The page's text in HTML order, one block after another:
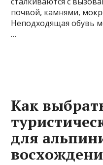
почвой, камнями,
Неподходящая обувь
…
Как
для